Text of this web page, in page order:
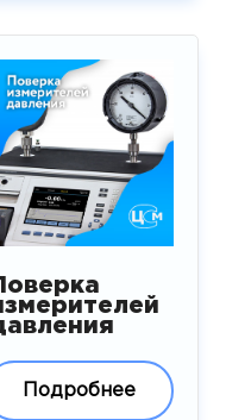
Подробнее